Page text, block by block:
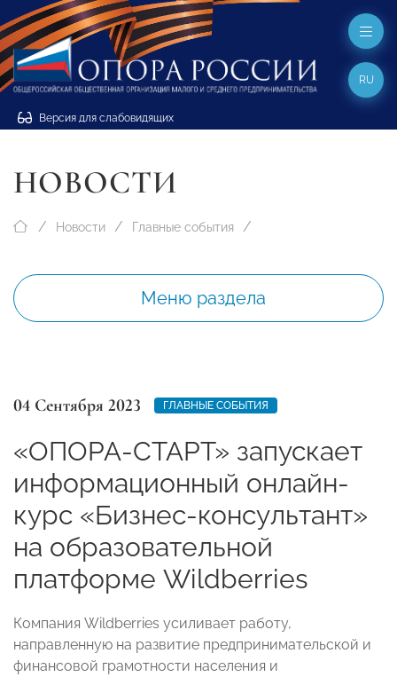
Версия для слабовидящих
RU
НОВОСТИ
Новости Главные события
Меню раздела
04 Сентября 2023 ГЛАВНЫЕ СОБЫТИЯ
«ОПОРА-СТАРТ» запускает
информационный онлайн-
курс «Бизнес-консультант»
на образовательной
платформе Wildberries
Компания Wildberries усиливает работу,
направленную на развитие предпринимательской и
финансовой грамотности населения и